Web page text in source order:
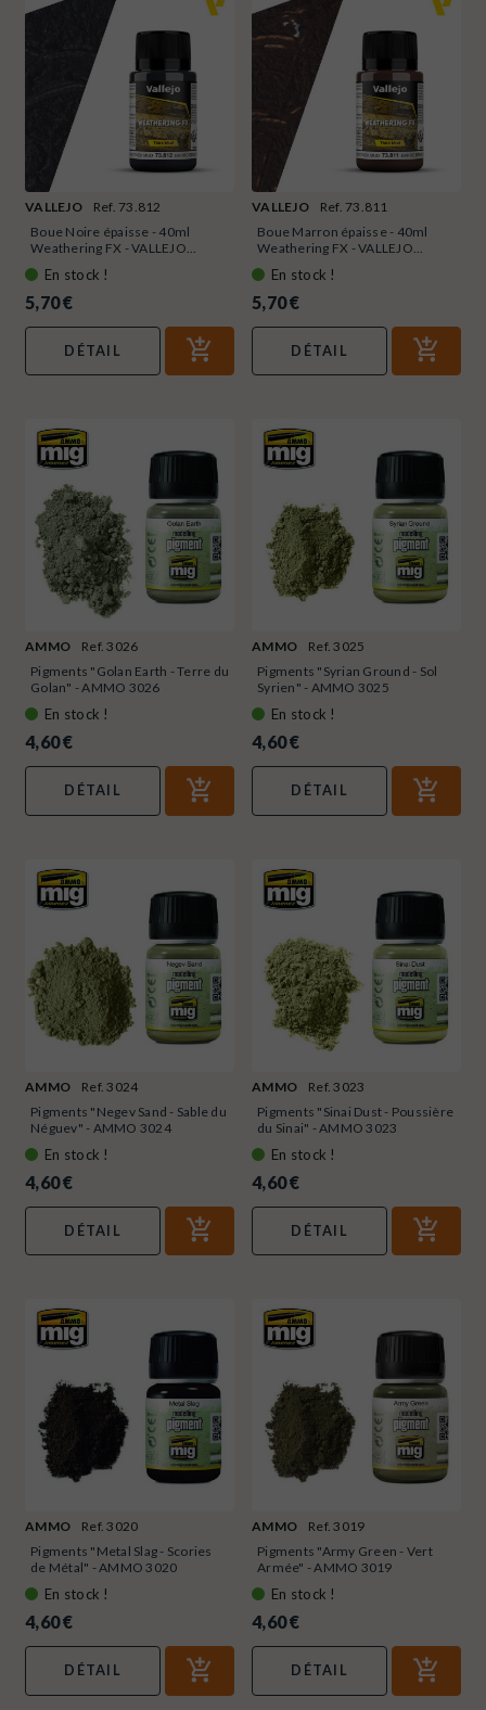
VALLEJO
Ref. 73.812
Boue Noire épaisse - 40ml
Weathering FX - VALLEJO...
En stock !
5,70 €
DÉTAIL
VALLEJO
Ref. 73.811
Boue Marron épaisse - 40ml
Weathering FX - VALLEJO...
En stock !
5,70 €
DÉTAIL
AMMO
Ref. 3026
Pigments "Golan Earth - Terre du
Golan" - AMMO 3026
En stock !
4,60 €
DÉTAIL
AMMO
Ref. 3025
Pigments "Syrian Ground - Sol
Syrien" - AMMO 3025
En stock !
4,60 €
DÉTAIL
AMMO
Ref. 3024
Pigments "Negev Sand - Sable du
Néguev" - AMMO 3024
En stock !
4,60 €
DÉTAIL
AMMO
Ref. 3023
Pigments "Sinai Dust - Poussière
du Sinai" - AMMO 3023
En stock !
4,60 €
DÉTAIL
AMMO
Ref. 3020
Pigments "Metal Slag - Scories
de Métal" - AMMO 3020
En stock !
4,60 €
DÉTAIL
AMMO
Ref. 3019
Pigments "Army Green - Vert
Armée" - AMMO 3019
En stock !
4,60 €
DÉTAIL